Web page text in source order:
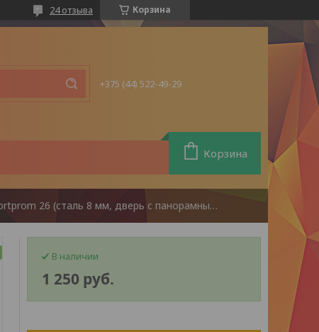
Корзина
24 отзыва
+375 (44) 522-49-29
Корзина
Печь банная comfortprom 26 (сталь 8 мм, дверь с панорамным стеклом)
В наличии
1 250 руб.